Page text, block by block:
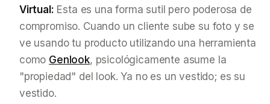
Virtual: Esta es una forma sutil pero poderosa de
compromiso. Cuando un cliente sube su foto y se
ve usando tu producto utilizando una herramienta
como Genlook, psicológicamente asume la
"propiedad" del look. Ya no es un vestido; es su
vestido.